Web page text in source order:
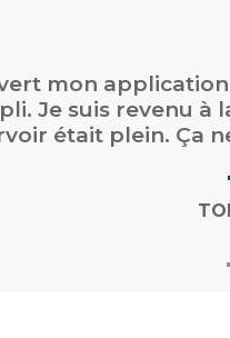
en ligne
CHAD